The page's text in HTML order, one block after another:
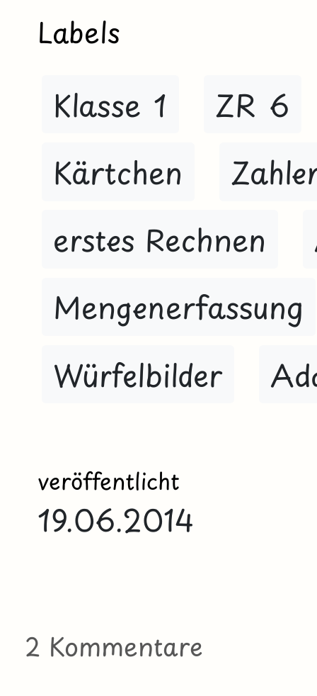
Labels
Klasse 1
ZR 6
Kärtchen
erstes Rechnen
Mengenerfassung
Würfelbilder
veröffentlicht
19.06.2014
2 Kommentare